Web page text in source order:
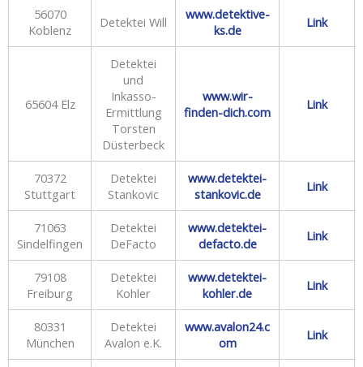
56070
Koblenz
Detektei Will
www.detektive-
ks.de
Link
65604 Elz
Detektei
und
Inkasso-
Ermittlung
Torsten
Düsterbeck
www.wir-
finden-dich.com
Link
70372
Stuttgart
Detektei
Stankovic
www.detektei-
stankovic.de
Link
71063
Sindelfingen
Detektei
DeFacto
www.detektei-
defacto.de
Link
79108
Freiburg
Detektei
Kohler
www.detektei-
kohler.de
Link
80331
München
Detektei
Avalon e.K.
www.avalon24.c
om
Link